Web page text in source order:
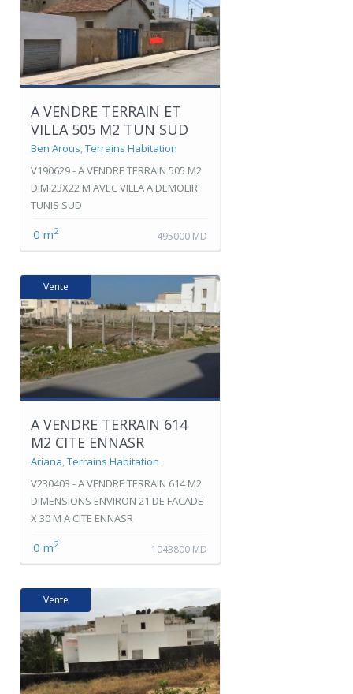
A VENDRE TERRAIN ET
VILLA 505 M2 TUN SUD
Ben Arous,Terrains Habitation
V190629 - A VENDRE TERRAIN 505 M2
DIM 23X22 M AVEC VILLA A DEMOLIR
TUNIS SUD
0 m2 495000 MD
Vente
A VENDRE TERRAIN 614
M2 CITE ENNASR
Ariana,Terrains Habitation
V230403 - A VENDRE TERRAIN 614 M2
DIMENSIONS ENVIRON 21 DE FACADE
X 30 M A CITE ENNASR
0 m2 1043800 MD
Vente